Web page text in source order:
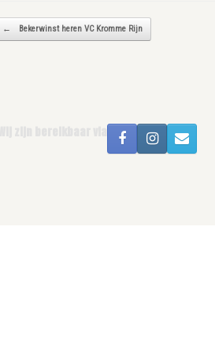
Bericht navigatie
← Bekerwinst heren VC Kromme Rijn